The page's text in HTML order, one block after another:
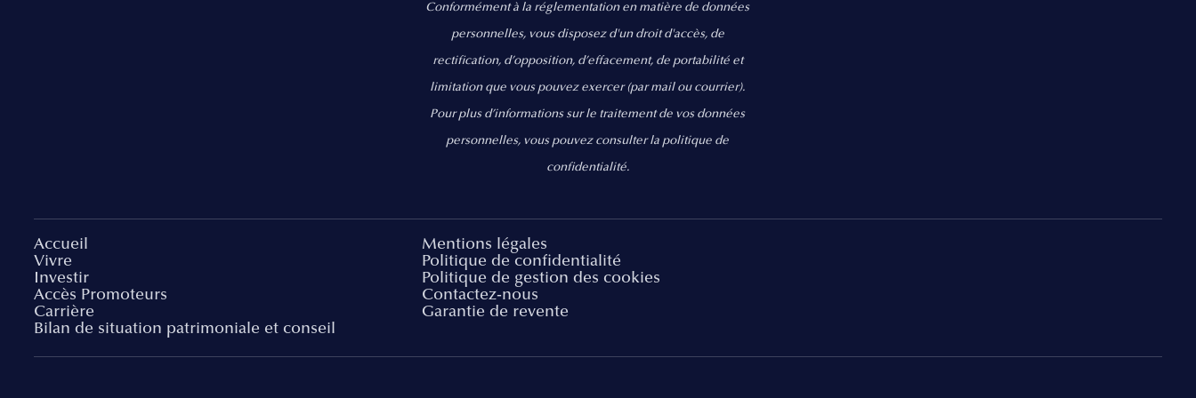
Conformément à la réglementation en matière de données
personnelles, vous disposez d'un droit d'accès, de
rectification, d’opposition, d’effacement, de portabilité et
limitation que vous pouvez exercer(par mail ou courrier).
Pour plus d’informations sur le traitement de vos données
personnelles, vous pouvez consulter la politique de
confidentialité.
Accueil
Vivre
Investir
Accès Promoteurs
Carrière
Bilan de situation patrimoniale et conseil
Mentions légales
Politique de confidentialité
Politique de gestion des cookies
Contactez-nous
Garantie de revente